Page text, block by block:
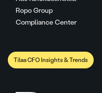
Ropo Group
Compliance Center
Tilaa CFO Insights & Trends